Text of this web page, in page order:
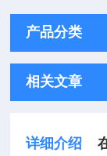
产品分类
相关文章
详细介绍